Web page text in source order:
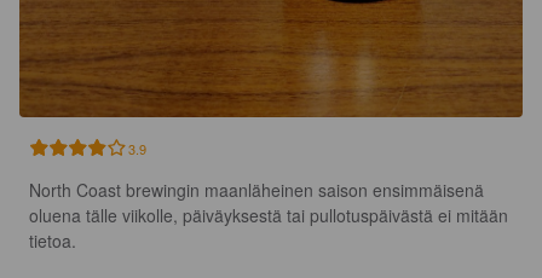
3.9
North Coast brewingin maanläheinen saison ensimmäisenä
oluena tälle viikolle, päiväyksestä tai pullotuspäivästä ei mitään
tietoa.